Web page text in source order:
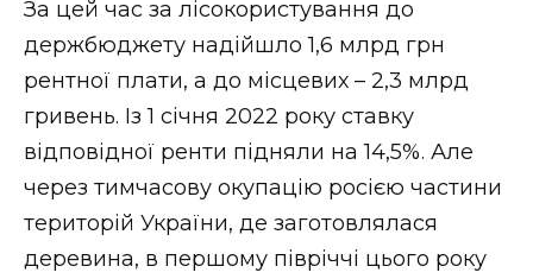
За цей час за лісокористування до
держбюджету надійшло 1,6 млрд грн
рентної плати, а до місцевих – 2,3 млрд
гривень. Із 1 січня 2022 року ставку
відповідної ренти підняли на 14,5%. Але
через тимчасову окупацію росією частини
територій України, де заготовлялася
деревина, в першому півріччі цього року